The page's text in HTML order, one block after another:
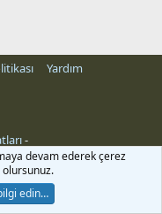
Yardım
-
devam ederek çerez
olursunuz.
edin…